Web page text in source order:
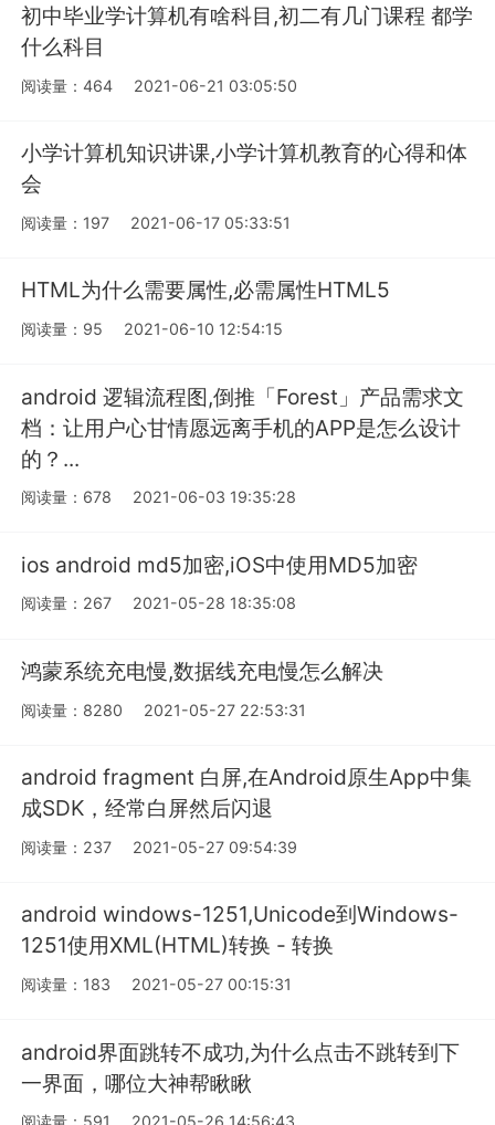
初中毕业学计算机有啥科目,初二有几门课程 都学
什么科目
阅读量：464 2021-06-21 03:05:50
小学计算机知识讲课,小学计算机教育的心得和体
会
阅读量：197 2021-06-17 05:33:51
HTML为什么需要属性,必需属性HTML5
阅读量：95 2021-06-10 12:54:15
android 逻辑流程图,倒推「Forest」产品需求文
档：让用户心甘情愿远离手机的APP是怎么设计
的？...
阅读量：678 2021-06-03 19:35:28
ios android md5加密,iOS中使用MD5加密
阅读量：267 2021-05-28 18:35:08
鸿蒙系统充电慢,数据线充电慢怎么解决
阅读量：8280 2021-05-27 22:53:31
android fragment 白屏,在Android原生App中集
成SDK，经常白屏然后闪退
阅读量：237 2021-05-27 09:54:39
android windows-1251,Unicode到Windows-
1251使用XML(HTML)转换 - 转换
阅读量：183 2021-05-27 00:15:31
android界面跳转不成功,为什么点击不跳转到下
一界面，哪位大神帮瞅瞅